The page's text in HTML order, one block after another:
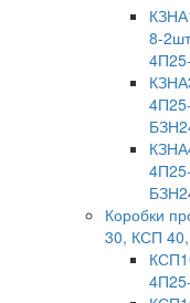
8-
Коробки
30, КСП